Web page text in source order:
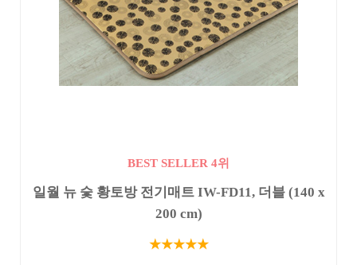
BEST SELLER 4위
일월 뉴 숯 황토방 전기매트 IW-FD11, 더블 (140 x
200 cm)
★★★★★